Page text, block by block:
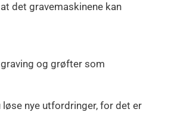
det gravemaskinene kan
og grøfter som
løse nye utfordringer, for det er